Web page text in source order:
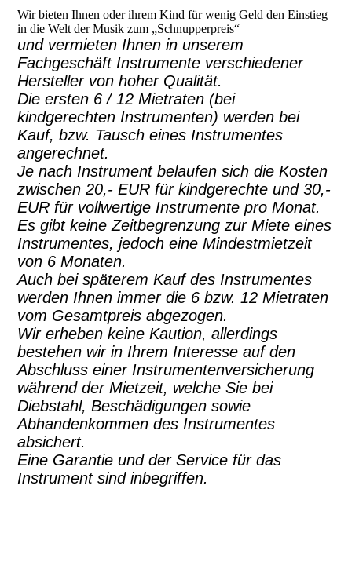
Wir bieten Ihnen oder ihrem Kind für wenig Geld den Einstieg
in die Welt der Musik zum „Schnupperpreis“
und vermieten Ihnen in unserem
Fachgeschäft Instrumente verschiedener
Hersteller von hoher Qualität.
Die ersten 6 / 12 Mietraten (bei
kindgerechten Instrumenten) werden bei
Kauf, bzw. Tausch eines Instrumentes
angerechnet.
Je nach Instrument belaufen sich die Kosten
zwischen 20,- EUR für kindgerechte und 30,-
EUR für vollwertige Instrumente pro Monat.
Es gibt keine Zeitbegrenzung zur Miete eines
Instrumentes, jedoch eine Mindestmietzeit
von 6 Monaten.
Auch bei späterem Kauf des Instrumentes
werden Ihnen immer die 6 bzw. 12 Mietraten
vom Gesamtpreis abgezogen.
Wir erheben keine Kaution, allerdings
bestehen wir in Ihrem Interesse auf den
Abschluss einer Instrumentenversicherung
während der Mietzeit, welche Sie bei
Diebstahl, Beschädigungen sowie
Abhandenkommen des Instrumentes
absichert.
Eine Garantie und der Service für das
Instrument sind inbegriffen.